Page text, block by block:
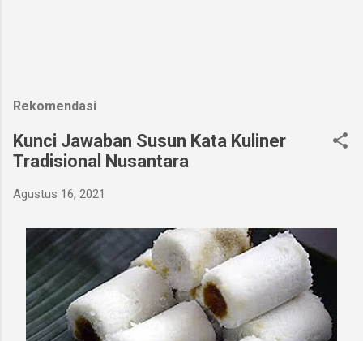
Rekomendasi
Kunci Jawaban Susun Kata Kuliner
Tradisional Nusantara
Agustus 16, 2021